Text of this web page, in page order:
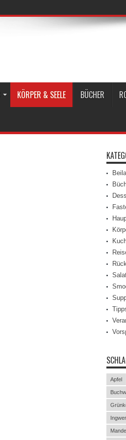
KÖRPER & SEELE BÜCHER
Apfel
Ingwer